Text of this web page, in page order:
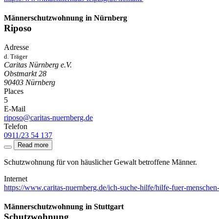
Männerschutzwohnung in Nürnberg
Riposo
Adresse
d. Träger
Caritas Nürnberg e.V.
Obstmarkt 28
90403 Nürnberg
Places
5
E-Mail
riposo@caritas-nuernberg.de
Telefon
0911/23 54 137
Read more
Schutzwohnung für von häuslicher Gewalt betroffene Männer.
Internet
https://www.caritas-nuernberg.de/ich-suche-hilfe/hilfe-fuer-
Männerschutzwohnung in Stuttgart